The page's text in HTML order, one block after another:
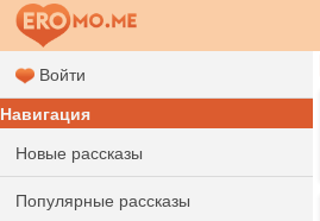
Войти
Навигация
Новые рассказы
Популярные рассказы